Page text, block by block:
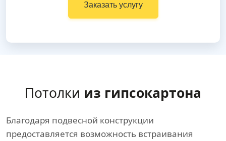
Заказать услугу
Потолки из гипсокартона
Благодаря подвесной конструкции
предоставляется возможность встраивания